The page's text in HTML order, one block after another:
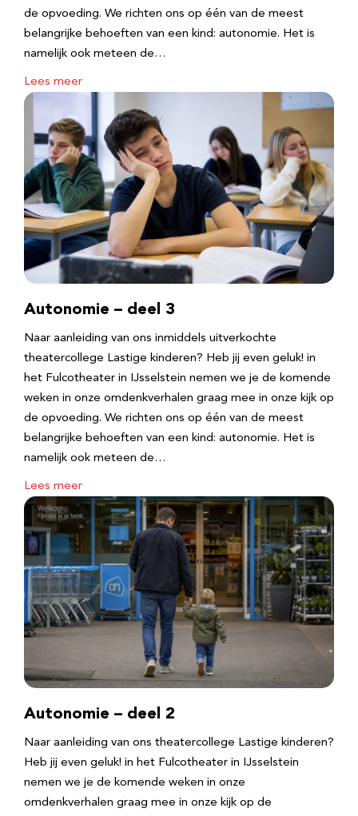
de opvoeding. We richten ons op één van de meest
belangrijke behoeften van een kind: autonomie. Het is
namelijk ook meteen de…
Lees meer
Autonomie – deel 3
Naar aanleiding van ons inmiddels uitverkochte
theatercollege Lastige kinderen? Heb jij even geluk! in
het Fulcotheater in IJsselstein nemen we je de komende
weken in onze omdenkverhalen graag mee in onze kijk op
de opvoeding. We richten ons op één van de meest
belangrijke behoeften van een kind: autonomie. Het is
namelijk ook meteen de…
Lees meer
Autonomie – deel 2
Naar aanleiding van ons theatercollege Lastige kinderen?
Heb jij even geluk! in het Fulcotheater in IJsselstein
nemen we je de komende weken in onze
omdenkverhalen graag mee in onze kijk op de